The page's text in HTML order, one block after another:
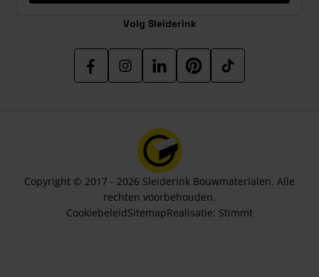
Volg Sleiderink
Copyright © 2017 - 2026 Sleiderink Bouwmaterialen. Alle
rechten voorbehouden.
CookiebeleidSitemapRealisatie: Stimmt